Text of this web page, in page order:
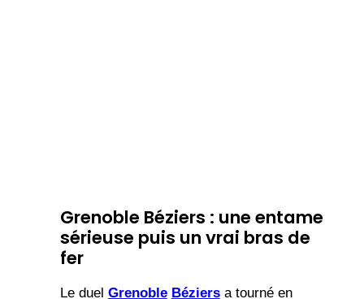
Grenoble Béziers : une entame
sérieuse puis un vrai bras de
fer
Le duel Grenoble Béziersa tourné en